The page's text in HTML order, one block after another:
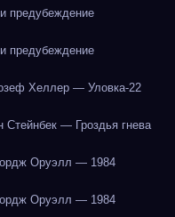
предубеждение
предубеждение
Хеллер — Уловка-22
Стейнбек — Гроздья гнева
Оруэлл — 1984
Оруэлл — 1984